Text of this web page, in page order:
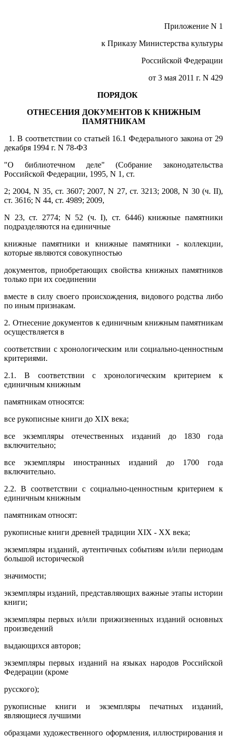
Приложение N 1
к Приказу Министерства культуры
Российской Федерации
от 3 мая 2011 г. N 429
ПОРЯДОК
ОТНЕСЕНИЯ ДОКУМЕНТОВ К КНИЖНЫМ
ПАМЯТНИКАМ
1. В соответствии со статьей 16.1 Федерального закона от 29
декабря 1994 г. N 78-ФЗ
"О библиотечном деле" (Собрание законодательства
Российской Федерации, 1995, N 1, ст.
2; 2004, N 35, ст. 3607; 2007, N 27, ст. 3213; 2008, N 30 (ч. II),
ст. 3616; N 44, ст. 4989; 2009,
N 23, ст. 2774; N 52 (ч. I), ст. 6446) книжные памятники
подразделяются на единичные
книжные памятники и книжные памятники - коллекции,
которые являются совокупностью
документов, приобретающих свойства книжных памятников
только при их соединении
вместе в силу своего происхождения, видового родства либо
по иным признакам.
2. Отнесение документов к единичным книжным памятникам
осуществляется в
соответствии с хронологическим или социально-ценностным
критериями.
2.1. В соответствии с хронологическим критерием к
единичным книжным
памятникам относятся:
все рукописные книги до XIX века;
все экземпляры отечественных изданий до 1830 года
включительно;
все экземпляры иностранных изданий до 1700 года
включительно.
2.2. В соответствии с социально-ценностным критерием к
единичным книжным
памятникам относят:
рукописные книги древней традиции XIX - XX века;
экземпляры изданий, аутентичных событиям и/или периодам
большой исторической
значимости;
экземпляры изданий, представляющих важные этапы истории
книги;
экземпляры первых и/или прижизненных изданий основных
произведений
выдающихся авторов;
экземпляры первых изданий на языках народов Российской
Федерации (кроме
русского);
рукописные книги и экземпляры печатных изданий,
являющиеся лучшими
образцами художественного оформления, иллюстрирования и